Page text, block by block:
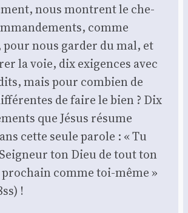
nous montrent le che­
comme
pour nous gar­der du mal, et
la voie, dix exi­gences avec
mais pour com­bien de
de faire le bien ? Dix
que Jésus résume
cette seule parole : « Tu
ton Dieu de tout ton
comme toi-même »
!